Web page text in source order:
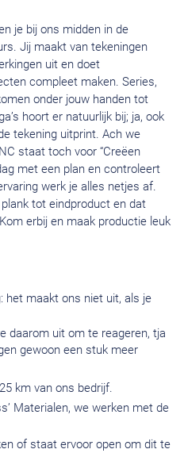
je bij ons midden in de
Jij maakt van tekeningen
uit en doet
compleet maken. Series,
onder jouw handen tot
hoort er natuurlijk bij; ja, ook
tekening uitprint. Ach we
staat toch voor “Creëen
met een plan en controleert
werk je alles netjes af.
tot eindproduct en dat
erbij en maak productie leuk
het maakt ons niet uit, als je
daarom uit om te reageren, tja
gewoon een stuk meer
km van ons bedrijf.
Materialen, we werken met de
of staat ervoor open om dit te